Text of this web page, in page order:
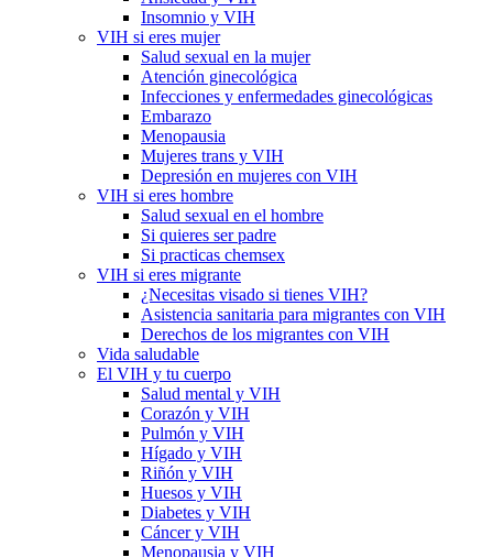
Insomnio y VIH
VIH si eres mujer
Salud sexual en la mujer
Atención ginecológica
Infecciones y enfermedades ginecológicas
Embarazo
Menopausia
Mujeres trans y VIH
Depresión en mujeres con VIH
VIH si eres hombre
Salud sexual en el hombre
Si quieres ser padre
Si practicas chemsex
VIH si eres migrante
¿Necesitas visado si tienes VIH?
Asistencia sanitaria para migrantes con VIH
Derechos de los migrantes con VIH
Vida saludable
El VIH y tu cuerpo
Salud mental y VIH
Corazón y VIH
Pulmón y VIH
Hígado y VIH
Riñón y VIH
Huesos y VIH
Diabetes y VIH
Cáncer y VIH
Menopausia y VIH